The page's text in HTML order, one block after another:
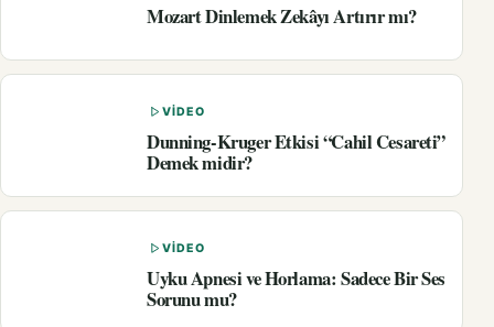
Mozart Dinlemek Zekâyı Artırır mı?
VIDEO
Dunning-Kruger Etkisi “Cahil Cesareti”
Demek midir?
VIDEO
Uyku Apnesi ve Horlama: Sadece Bir Ses
Sorunu mu?